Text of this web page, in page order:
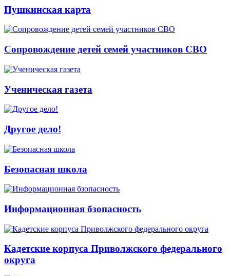
Пушкинская карта
Сопровождение детей семей участников СВО
Ученическая газета
Другое дело!
Безопасная школа
Информационная бзопасность
Кадетские корпуса Приволжского федерального
округа